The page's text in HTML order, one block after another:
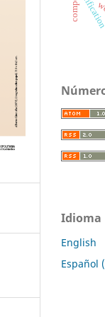
Idioma
English
Español